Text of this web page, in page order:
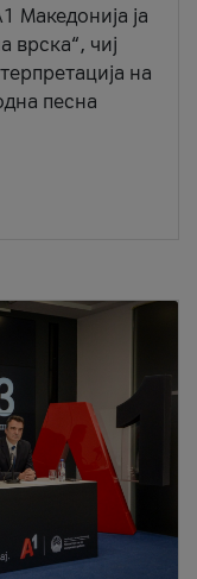
Македонија ја
врска“, чиј
на
песна